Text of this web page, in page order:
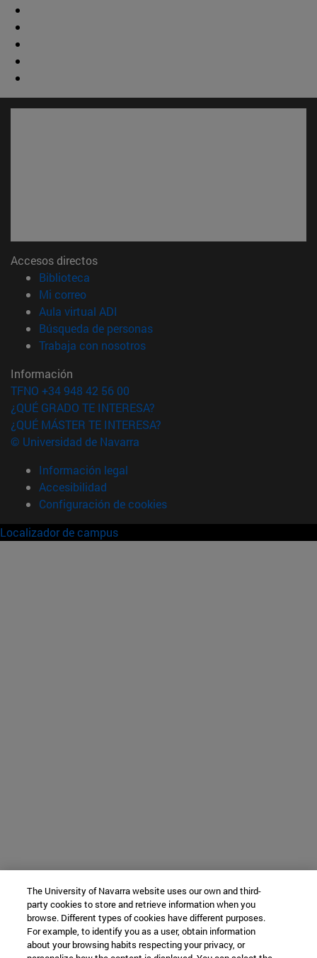
Accesos directos
Biblioteca
Mi correo(abre en nueva ventana)
Aula virtual ADI
Búsqueda de personas(abre en nueva ventana)
Trabaja con nosotros(abre en nueva ventana)
Información
TFNO +34 948 42 56 00
¿QUÉ GRADO TE INTERESA?
¿QUÉ MÁSTER TE INTERESA?
© Universidad de Navarra
Información legal
Accesibilidad
Configuración de cookies
Localizador de campus
The University of Navarra website uses our own and third-
party cookies to store and retrieve information when you
browse. Different types of cookies have different purposes.
For example, to identify you as a user, obtain information
about your browsing habits respecting your privacy, or